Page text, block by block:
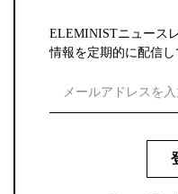
ELEMINISTニュース
情報を定期的に配信し